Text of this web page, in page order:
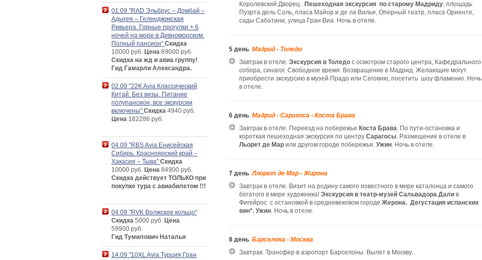
Королевский Дворец . Пешеходная экскурсия по старому Мадриду: площадь
Пуэрта дель Соль, пласа Майор и де ла Вилья, Оперный театр, пласа Ориенте,
сады Сабатини, улица Гран Виа. Ночь в отеле.
5 день Мадрид - Толедо
Завтрак в отеле. Экскурсия в Толедо с осмотром старого центра, Кафедрального
собора, синагог. Cвободное время. Возвращение в Мадрид. Желающие могут
приобрести экскурсию в музей Прадо или Сеговию, посетить шоу фламенко. Ночь
в отеле.
6 день Мадрид - Сарагоса - Коста Брава
Завтрак в отеле. Переезд на побережье Коста Брава. По пути-остановка и
короткая пешеходная экскурсия по центру Сарагосы. Размещение в отеле в
Льорет де Мар или другом городе побережья. Ужин. Ночь в отеле.
7 день Ллорет де Мар - Жирона
Завтрак в отеле. Визит на родину самого известного в мире каталонца и самого
богатого в мире художника! Экскурсия в театр-музей Сальвадора Дали в
Фигейрос с остановкой в средневековом городе Жерона. Дегустация испанских
вин*. Ужин. Ночь в отеле.
8 день Барселона - Москва
Завтрак. Трансфер в аэропорт Барселоны. Вылет в Москву.
01.09 "RAD Эльбрус – Домбай –
Адыгея – Геленджикская
Ривьера. Горные прогулки + 6
ночей на море в Дивноморском.
Полный пансион" Скидка
10000 руб. Цена 69000 руб.
Скидка на жд и авиа группу!
Гид Гамарли Александра.
02.09 "22K Avia Классический
Китай. Без визы. Питание
полупансион, все экскурсии
включены" Скидка 4940 руб.
Цена 182286 руб.
04.09 "RBS Avia Енисейская
Сибирь. Красноярский край –
Хакасия – Тыва" Скидка
10000 руб. Цена 84900 руб.
Скидка действует ТОЛЬКО при
покупке тура с авиабилетом !!!
04.09 "RVK Волжское кольцо"
Скидка 5000 руб. Цена
59900 руб.
Гид Тумилович Наталья
14.09 "10XL Avia Турция Гран